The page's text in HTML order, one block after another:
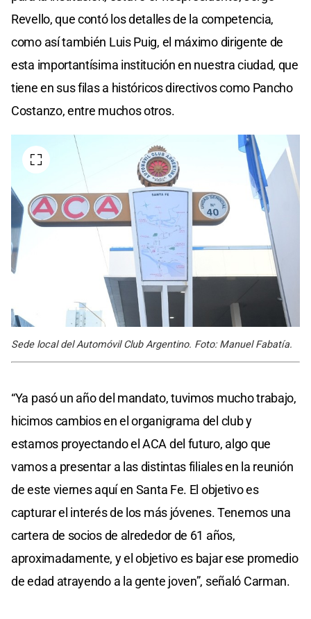
Revello, que contó los detalles de la competencia,
como así también Luis Puig, el máximo dirigente de
esta importantísima institución en nuestra ciudad, que
tiene en sus filas a históricos directivos como Pancho
Costanzo, entre muchos otros.
Sede local del Automóvil Club Argentino. Foto: Manuel Fabatía.
“Ya pasó un año del mandato, tuvimos mucho trabajo,
hicimos cambios en el organigrama del club y
estamos proyectando el ACA del futuro, algo que
vamos a presentar a las distintas filiales en la reunión
de este viernes aquí en Santa Fe. El objetivo es
capturar el interés de los más jóvenes. Tenemos una
cartera de socios de alrededor de 61 años,
aproximadamente, y el objetivo es bajar ese promedio
de edad atrayendo a la gente joven”, señaló Carman.